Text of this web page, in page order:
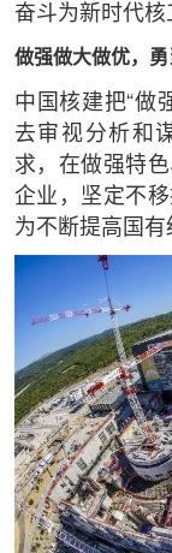
奋斗为新时代核
做强做大做优，
中国核建把“做
去审视分析和
求，在做强特
企业，坚定不
为不断提高国有